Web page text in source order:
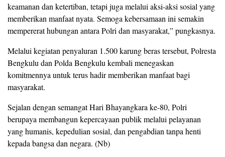
keamanan dan ketertiban, tetapi juga melalui aksi-aksi sosial yang
memberikan manfaat nyata. Semoga kebersamaan ini semakin
mempererat hubungan antara Polri dan masyarakat,” pungkasnya.
Melalui kegiatan penyaluran 1.500 karung beras tersebut, Polresta
Bengkulu dan Polda Bengkulu kembali menegaskan
komitmennya untuk terus hadir memberikan manfaat bagi
masyarakat.
Sejalan dengan semangat Hari Bhayangkara ke-80, Polri
berupaya membangun kepercayaan publik melalui pelayanan
yang humanis, kepedulian sosial, dan pengabdian tanpa henti
kepada bangsa dan negara. (Nb)